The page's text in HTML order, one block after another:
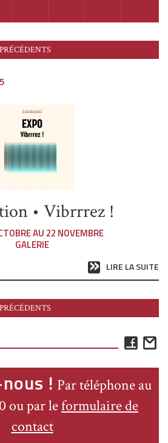
• Vibrrrez !
AU 22 NOVEMBRE
GALERIE
LIRE LA SUITE
! Par téléphone au
ou par leformulaire de
contact